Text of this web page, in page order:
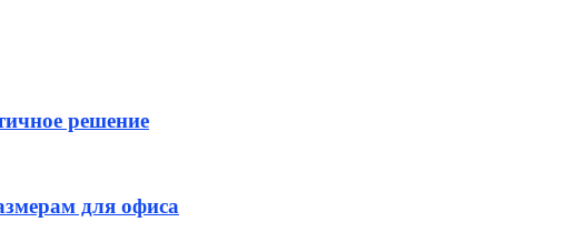
решение
для офиса